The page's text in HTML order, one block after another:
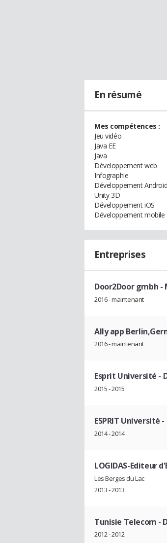
En résumé
Mes compétences :
Jeu vidéo
Java EE
Java
Développement web
Infographie
Développement Android
Unity 3D
Développement iOS
Développement mobile
Entreprises
Door2Door gmbh -
2016 - maintenant
Ally app
2016 - maintenant
Esprit Université -
2015 - 2015
ESPRIT Université -
2014 - 2014
LOGIDAS-Editeur
Les Berges du Lac
2013 - 2013
Tunisie Telecom -
2012 - 2012